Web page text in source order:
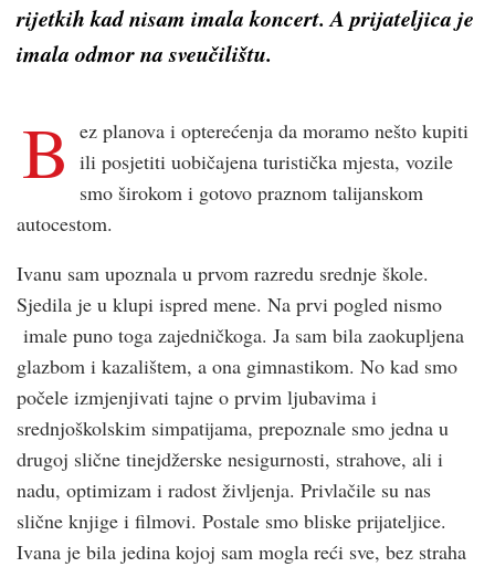
rijetkih kad nisam imala koncert. A prijateljica je
imala odmor na sveučilištu.
B ez planova i opterećenja da moramo nešto kupiti
ili posjetiti uobičajena turistička mjesta, vozile
smo širokom i gotovo praznom talijanskom
autocestom.
Ivanu sam upoznala u prvom razredu srednje škole.
Sjedila je u klupi ispred mene. Na prvi pogled nismo
imale puno toga zajedničkoga. Ja sam bila zaokupljena
glazbom i kazalištem, a ona gimnastikom. No kad smo
počele izmjenjivati tajne o prvim ljubavima i
srednjoškolskim simpatijama, prepoznale smo jedna u
drugoj slične tinejdžerske nesigurnosti, strahove, ali i
nadu, optimizam i radost življenja. Privlačile su nas
slične knjige i filmovi. Postale smo bliske prijateljice.
Ivana je bila jedina kojoj sam mogla reći sve, bez straha